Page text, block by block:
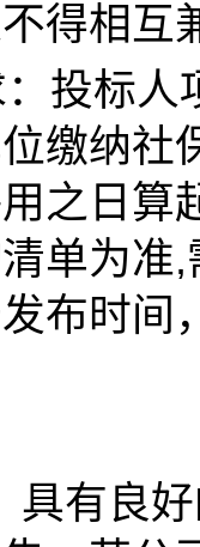
得相互
投标人
缴纳社
之日算
单为准,
布时间
具有良